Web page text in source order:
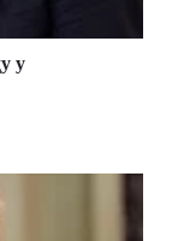
у